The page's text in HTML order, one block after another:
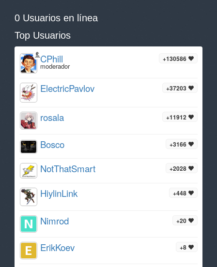
0 Usuarios en línea
Top Usuarios
+130586
CPhill
moderador
+37203
ElectricPavlov
+11912
rosala
+3166
Bosco
+2028
NotThatSmart
+448
HiylinLink
+20
Nimrod
+8
ErikKoev